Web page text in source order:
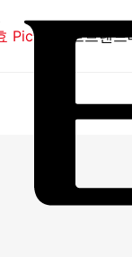
Pick 베스트브랜드